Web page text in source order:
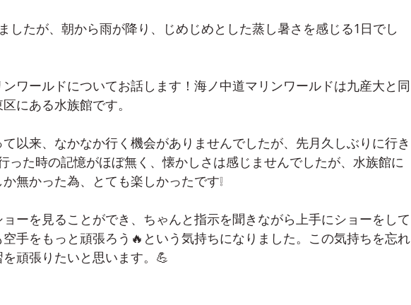
したが、朝から雨が降り、じめじめとした蒸し暑さを感じる1日でし
ワールドについてお話します！海ノ中道マリンワールドは九産大と同
にある水族館です。
以来、なかなか行く機会がありませんでしたが、先月久しぶりに行き
った時の記憶がほぼ無く、懐かしさは感じませんでしたが、水族館に
無かった為、とても楽しかったです❕
ーを見ることができ、ちゃんと指示を聞きながら上手にショーをして
手をもっと頑張ろう🔥という気持ちになりました。この気持ちを忘れ
頑張りたいと思います。💪